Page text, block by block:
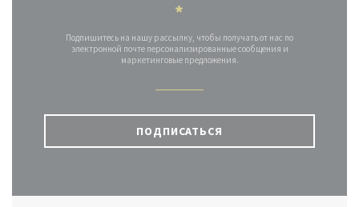
*
Подпишитесь на нашу рассылку, чтобы получать от нас по
электронной почте персонализированные сообщения и
маркетинговые предложения.
ПОДПИСАТЬСЯ